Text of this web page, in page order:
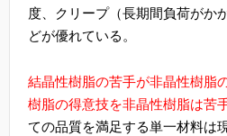
度、クリープ（長期間負荷がか
どが優れている。
結晶性樹脂の苦手が非晶性樹脂
樹脂の得意技を非晶性樹脂は苦
ての品質を満足する単一材料は